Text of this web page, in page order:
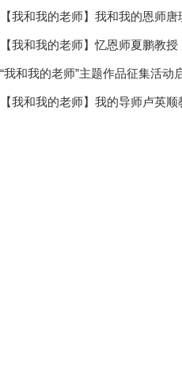
【我和我的老师】我和我的恩师唐
【我和我的老师】忆恩师夏鹏教授
“我和我的老师”主题作品征集活动
【我和我的老师】我的导师卢英顺